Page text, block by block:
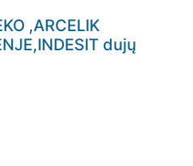
,ARCELIK
dujų